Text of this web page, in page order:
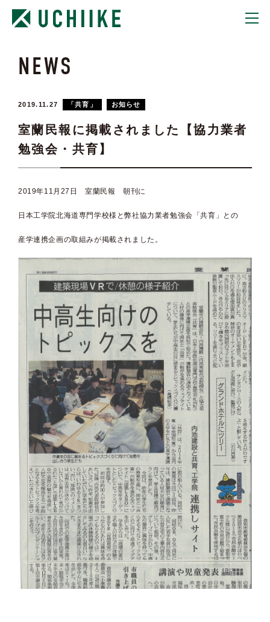
TOP
STATEMENT
BUILD CITY
HOUSE CREATION
COMPANY
RECRUIT
NEWS
2019.11.27 「共育」 お知らせ
室蘭民報に掲載されました【協力業者
勉強会・共育】
2019年11月27日 室蘭民報 朝刊に
日本工学院北海道専門学校様と弊社協力業者勉強会「共育」との
産学連携企画の取組みが掲載されました。